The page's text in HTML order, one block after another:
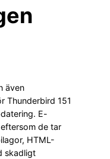
även
Thunderbird 151
E-
de tar
HTML-
skadligt